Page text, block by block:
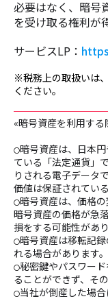
必要はなく、暗号
を受け取る権利が
サービスLP：
※税務上の取扱いは
ください。
«暗号資産を利用す
〇暗号資産は、日本
ている「法定通貨」
りされる電子データ
価値は保証されてい
〇暗号資産は、価格の
暗号資産の価格が急
損をする可能性があり
〇暗号資産は移転記
れる場合があります。
〇秘密鍵やパスワー
ることができず、そ
〇当社が倒産した場